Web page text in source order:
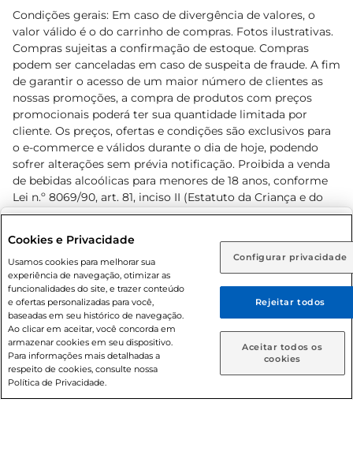
Rio de Janeiro (RJ) Goiás (GO)
Ou
Caso queira comprar online, informe como deseja receber
suas compras:
Entrega em casa Retire em Loja
Condições gerais: Em caso de divergência de valores, o
valor válido é o do carrinho de compras. Fotos ilustrativas.
Compras sujeitas a confirmação de estoque. Compras
podem ser canceladas em caso de suspeita de fraude. A fim
de garantir o acesso de um maior número de clientes as
nossas promoções, a compra de produtos com preços
promocionais poderá ter sua quantidade limitada por
cliente. Os preços, ofertas e condições são exclusivos para
o e-commerce e válidos durante o dia de hoje, podendo
sofrer alterações sem prévia notificação. Proibida a venda
de bebidas alcoólicas para menores de 18 anos, conforme
Lei n.º 8069/90, art. 81, inciso II (Estatuto da Criança e do
Adolescente). Preços e condições exclusivos para o
prévio. O valor mínimo para as compras on-line é de R$
80,00.
© 2026 Copyright. Todos os direitos
reservados Prezunic.
Cookies e Privacidade
Usamos cookies para melhorar sua
experiência de navegação, otimizar as
funcionalidades do site, e trazer conteúdo
e ofertas personalizadas para você,
baseadas em seu histórico de navegação.
Ao clicar em aceitar, você concorda em
armazenar cookies em seu dispositivo.
Para informações mais detalhadas a
respeito de cookies, consulte nossa
Política de Privacidade.
Configurar privacidade
Rejeitar todos
Aceitar todos os
cookies